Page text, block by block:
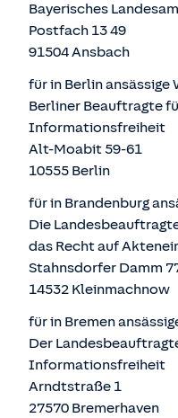
Bayerisches
Postfach 13 49
91504 Ansbach
für in Berlin
Berliner Beauftragte
Informationsfreiheit
Alt-Moabit 59-61
10555 Berlin
für in Brandenburg
Die
das Recht auf
Stahnsdorfer Damm
14532 Kleinmachnow
für in Bremen
Der
Informationsfreiheit
Arndtstraße 1
27570 Bremerhaven